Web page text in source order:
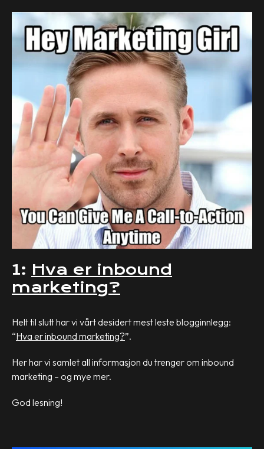
1: Hva er inbound
marketing?
Helt til slutt har vi vårt desidert mest leste blogginnlegg:
“Hva er inbound marketing?”.
Her har vi samlet all informasjon du trenger om inbound
marketing – og mye mer.
God lesning!